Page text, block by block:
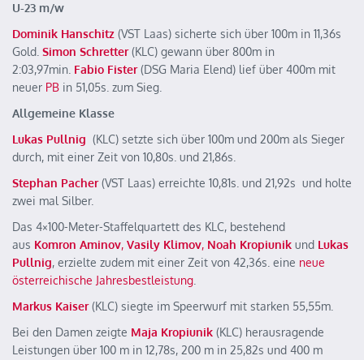
U-23 m/w
Dominik Hanschitz (VST Laas) sicherte sich über 100m in 11,36s
Gold. Simon Schretter (KLC) gewann über 800m in
2:03,97min. Fabio Fister(DSG Maria Elend) lief über 400m mit
neuer PB in 51,05s. zum Sieg.
Allgemeine Klasse
Lukas Pullnig (KLC) setzte sich über 100m und 200m als Sieger
durch, mit einer Zeit von 10,80s. und 21,86s.
Stephan Pacher(VST Laas) erreichte 10,81s. und 21,92s und holte
zwei mal Silber.
Das 4×100-Meter-Staffelquartett des KLC, bestehend
aus Komron Aminov, Vasily Klimov, Noah Kropiunik und Lukas
Pullnig, erzielte zudem mit einer Zeit von 42,36s. eine neue
österreichische Jahresbestleistung
Markus Kaiser (KLC) siegte im Speerwurf mit starken 55,55m.
Bei den Damen zeigte Maja Kropiunik (KLC) herausragende
Leistungen über 100 m in 12,78s, 200 m in 25,82s und 400 m